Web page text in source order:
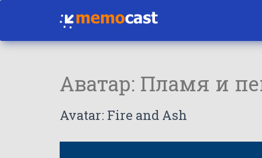
Аватар: Пламя и
Avatar: Fire and Ash